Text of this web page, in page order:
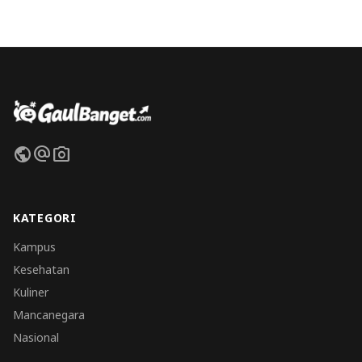
publicalternate_emailphoto_camera
KATEGORI
Kampus
Kesehatan
Kuliner
Mancanegara
Nasional